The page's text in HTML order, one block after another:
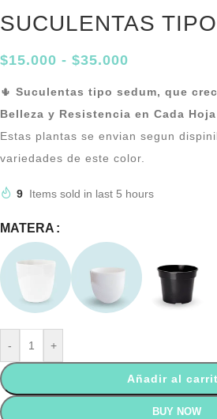
SUCULENTAS
$15.000 - $35.000
🌵 Suculentas tipo sedum, que
Belleza y Resistencia en Cada Hoja
Estas plantas se envian segun
variedades de este color.
9 Items sold in last 5 hours
MATERA
- +
Añadir al
BUY NOW